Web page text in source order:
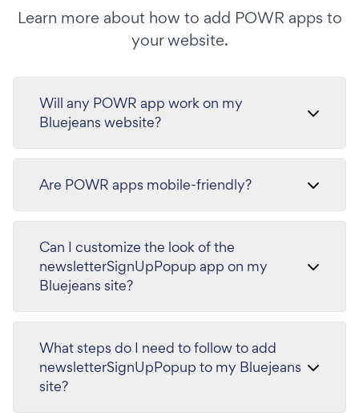
Learn more about how to add POWR apps to
your website.
Will any POWR app work on my
Bluejeans website?
Are POWR apps mobile-friendly?
Can I customize the look of the
newsletterSignUpPopup app on my
Bluejeans site?
What steps do I need to follow to add
newsletterSignUpPopup to my Bluejeans
site?